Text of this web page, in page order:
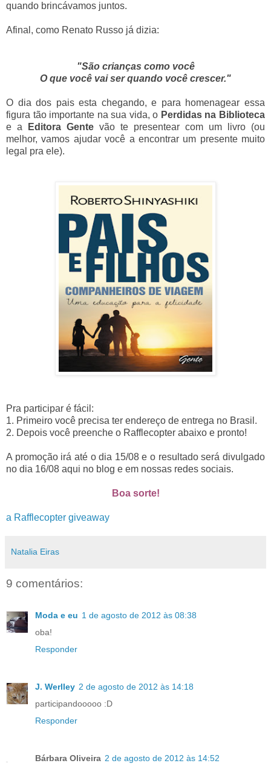
quando brincávamos juntos.
Afinal, como Renato Russo já dizia:
"São crianças como você
O que você vai ser quando você crescer."
O dia dos pais esta chegando, e para homenagear essa
figura tão importante na sua vida, o Perdidas na Biblioteca
e a
Editora Gente vão te presentear com um livro (ou
melhor, vamos ajudar você a encontrar um presente muito
legal pra ele).
Pra participar é fácil:
1. Primeiro você precisa ter endereço de entrega no Brasil.
2. Depois você preenche o Rafflecopter abaixo e pronto!
A promoção irá até o dia 15/08 e o resultado será divulgado
no dia 16/08 aqui no blog e em nossas redes sociais.
Boa sorte!
a Rafflecopter giveaway
Natalia Eiras
9 comentários:
Moda e eu 1 de agosto de 2012 às 08:38
oba!
Responder
J. Werlley 2 de agosto de 2012 às 14:18
participandooooo :D
Responder
Bárbara Oliveira 2 de agosto de 2012 às 14:52